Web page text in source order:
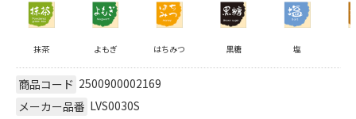
抹茶 よもぎ はちみつ 黒糖 塩
商品コード 2500900002169
メーカー品番 LVS0030S